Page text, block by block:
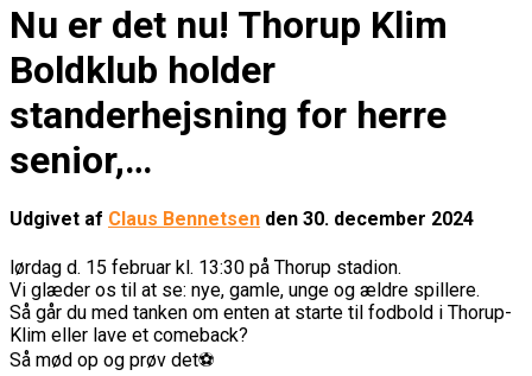
Nu er det nu! Thorup Klim
Boldklub holder
standerhejsning for herre
senior,…
Udgivet af Claus Bennetsen den 30. december 2024
lørdag d. 15 februar kl. 13:30 på Thorup stadion.
Vi glæder os til at se: nye, gamle, unge og ældre spillere.
Så går du med tanken om enten at starte til fodbold i Thorup-
Klim eller lave et comeback?
Så mød op og prøv det⚽️